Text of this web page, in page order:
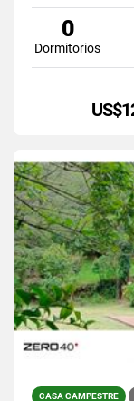
0
Dormitorios
CASA CAMPESTRE